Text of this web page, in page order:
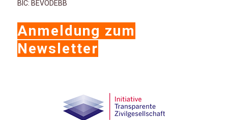
BIC: BEVODEBB
Anmeldung zum
Newsletter